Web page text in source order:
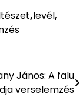
,levél,
János: A falu
verselemzés